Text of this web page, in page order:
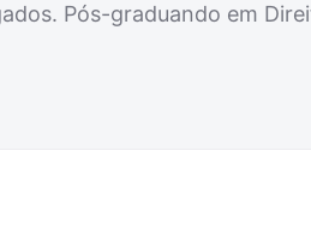
Pós-graduando em